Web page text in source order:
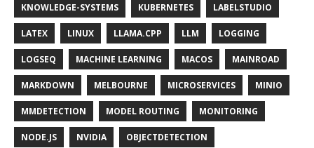
KNOWLEDGE-SYSTEMS KUBERNETES LABELSTUDIO
LATEX LINUX LLAMA.CPP LLM LOGGING
LOGSEQ MACHINE LEARNING MACOS MAINROAD
MARKDOWN MELBOURNE MICROSERVICES MINIO
MMDETECTION MODEL ROUTING MONITORING
NODE.JS NVIDIA OBJECTDETECTION